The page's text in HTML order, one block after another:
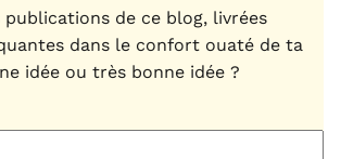
publications de ce blog, livrées
dans le confort ouaté de ta
idée ou très bonne idée ?